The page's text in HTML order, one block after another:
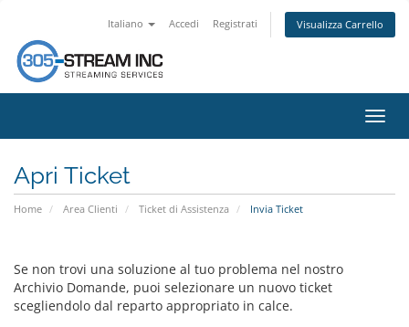
Italiano Accedi Registrati Visualizza Carrello
Attiva
Apri Ticket
Home Area Clienti Ticket di Assistenza Invia Ticket
Se non trovi una soluzione al tuo problema nel nostro
Archivio Domande, puoi selezionare un nuovo ticket
scegliendolo dal reparto appropriato in calce.